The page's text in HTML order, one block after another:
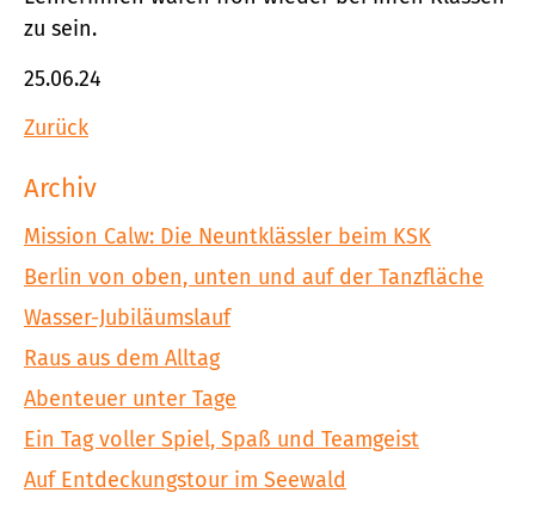
zu sein.
25.06.24
Zurück
Archiv
Mission Calw: Die Neuntklässler beim KSK
Berlin von oben, unten und auf der Tanzfläche
Wasser-Jubiläumslauf
Raus aus dem Alltag
Abenteuer unter Tage
Ein Tag voller Spiel, Spaß und Teamgeist
Auf Entdeckungstour im Seewald